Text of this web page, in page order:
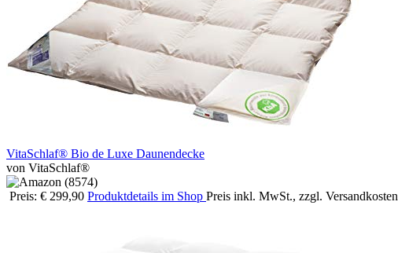
VitaSchlaf® Bio de Luxe Daunendecke
von VitaSchlaf®
Preis: € 299,90 Produktdetails im Shop Preis inkl. MwSt., zzgl. Versandkosten